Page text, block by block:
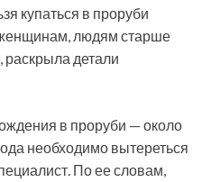
купаться в проруби
людям старше
раскрыла детали
в проруби — около
необходимо вытереться
По ее словам,